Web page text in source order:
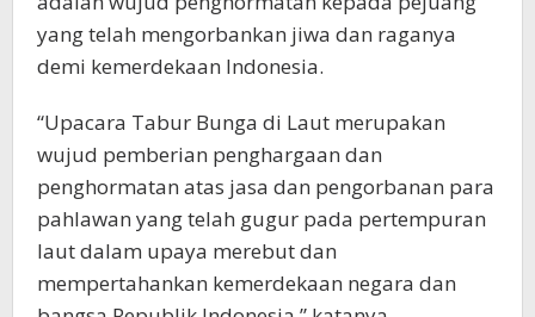
yang telah mengorbankan jiwa dan raganya
demi kemerdekaan Indonesia.
“Upacara Tabur Bunga di Laut merupakan
wujud pemberian penghargaan dan
penghormatan atas jasa dan pengorbanan para
pahlawan yang telah gugur pada pertempuran
laut dalam upaya merebut dan
mempertahankan kemerdekaan negara dan